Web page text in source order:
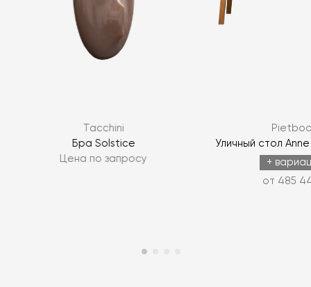
Tacchini
Бра Solstice
Цена по запросу
Уличный стол
+
от 485